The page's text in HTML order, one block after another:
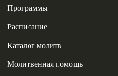
Программы
Расписание
Каталог молитв
Молитвенная помощь